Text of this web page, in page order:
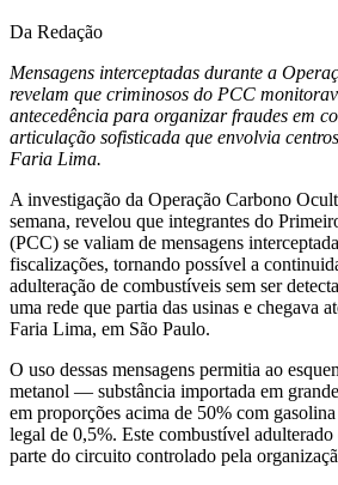
Da Redação
Mensagens interceptadas durante a
revelam que criminosos do PCC
antecedência para organizar fraudes em
articulação sofisticada que envolvia
Faria Lima.
A investigação da Operação Carbono
semana, revelou que integrantes do
(PCC) se valiam de mensagens
fiscalizações, tornando possível a
adulteração de combustíveis sem ser
uma rede que partia das usinas e chegava
Faria Lima, em São Paulo.
O uso dessas mensagens permitia ao
metanol — substância importada em
em proporções acima de 50% com
legal de 0,5%. Este combustível
parte do circuito controlado pela